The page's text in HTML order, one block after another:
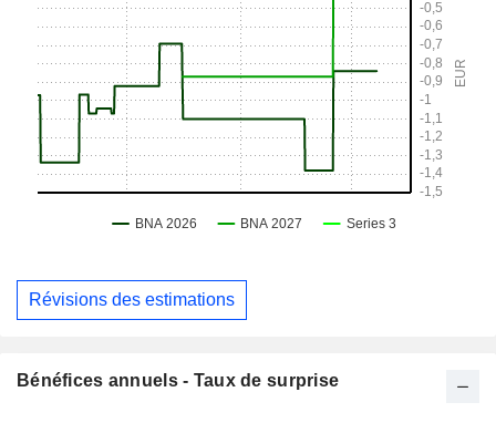
Révisions des estimations
Bénéfices annuels - Taux de surprise